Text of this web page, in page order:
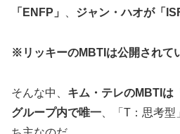
「ENFP」
ジャン・ハオが「
※リッキーのMBTIは公開されて
そんな中、 キム・テレのMBTIは
グループ内で唯一 、「T：思考